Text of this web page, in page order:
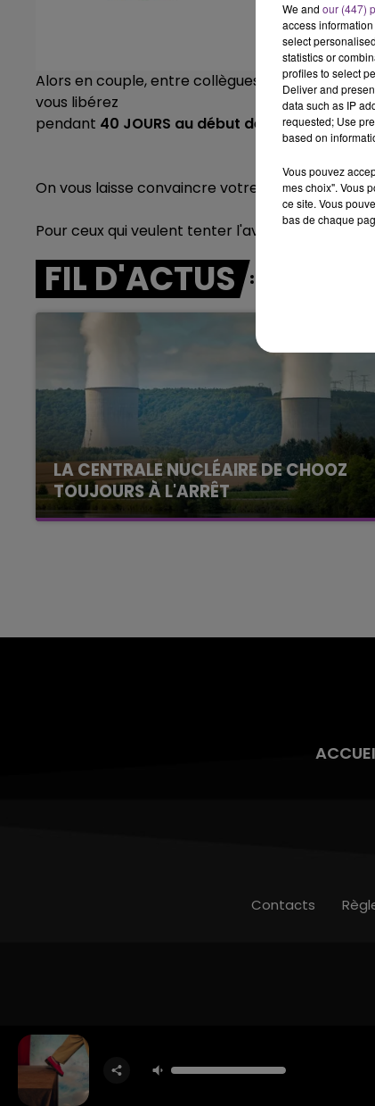
Alors en couple, entre collègues, en famille ou
vous libérez
pendant 40 JOURS au début de l'année 2019.
On vous laisse convaincre votre boss!!!!
Pour ceux qui veulent tenter l'aventure c'estici
FIL D'ACTUS
LA CENTRALE NUCLÉAIRE DE CHOOZ
TOUJOURS À L'ARRÊT
Cela fait déjà une semaine que la centrale
6h00 - 10h00
La Famille
Contacts
We and our (447)
access
select
statistics or
profiles to select
Deliver and
data such as IP
requested; Use
based on
Vous pouvez
mes choix". Vous
ce site. Vous
bas de chaque